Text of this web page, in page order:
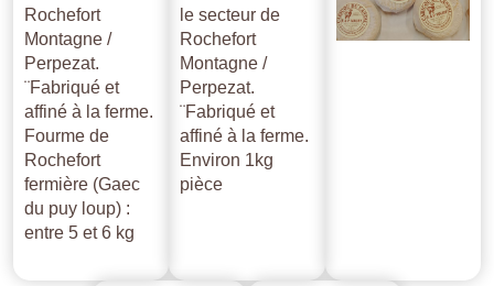
Rochefort
Montagne /
Perpezat.
¨Fabriqué et
affiné à la ferme.
Fourme de
Rochefort
fermière (Gaec
du puy loup) :
entre 5 et 6 kg
le secteur de
Rochefort
Montagne /
Perpezat.
¨Fabriqué et
affiné à la ferme.
Environ 1kg
pièce